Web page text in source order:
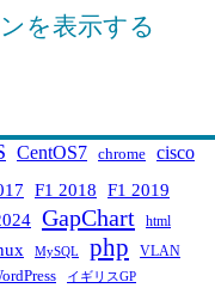
を表示する
CentOS7 chrome cisco
F1 2018 F1 2019
GapChart html
MySQL php VLAN
イギリスGP